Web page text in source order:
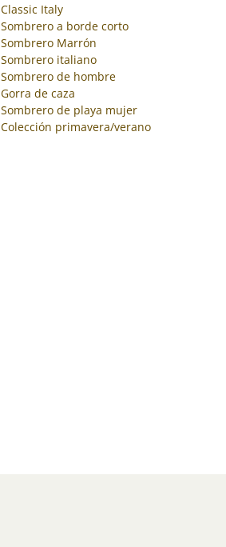
Classic Italy
Sombrero a borde corto
Sombrero Marrón
Sombrero italiano
Sombrero de hombre
Gorra de caza
Sombrero de playa mujer
Colección primavera/verano